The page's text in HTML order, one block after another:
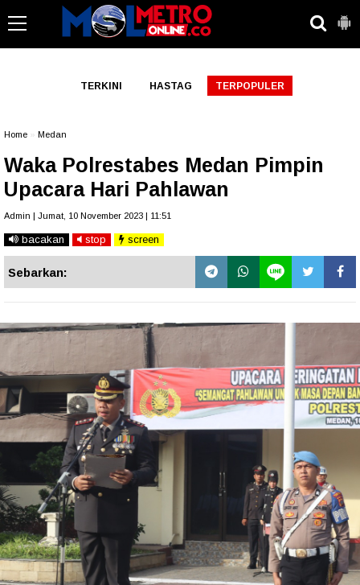
TERKINI HASTAG TERPOPULER
Home Medan
Waka Polrestabes Medan Pimpin
Upacara Hari Pahlawan
Admin | Jumat, 10 November 2023 | 11:51
bacakan stop screen
Sebarkan: